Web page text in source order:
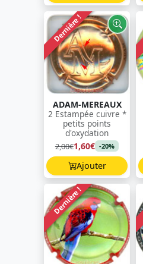
Dernière !
ADAM-MEREAUX
2 Estampée cuivre *
petits points
d'oxydation
2,00€1,60€ -20%
Ajouter
Dernière !